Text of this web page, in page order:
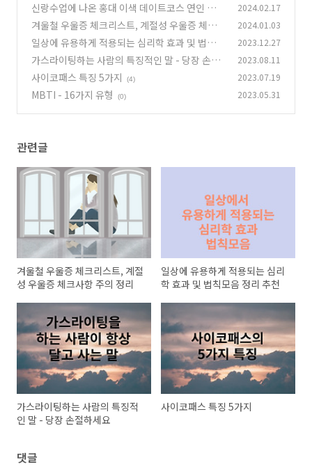
신랑수업에 나온 홍대 이색 데이트코스 연인 심리
체험 전시관 이용안내
(47)
2024.02.17
겨울철 우울증 체크리스트, 계절성 우울증 체크
사항 주의 정리
(28)
2024.01.03
일상에 유용하게 적용되는 심리학 효과 및 법칙모
음 정리 추천
(4)
2023.12.27
가스라이팅하는 사람의 특징적인 말 - 당장 손절
하세요
(0)
2023.08.11
사이코패스 특징 5가지 (4) 2023.07.19
MBTI - 16가지 유형 (0) 2023.05.31
관련글
겨울철 우울증 체크리스트, 계절
성 우울증 체크사항 주의 정리
일상에 유용하게 적용되는 심리
학 효과 및 법칙모음 정리 추천
가스라이팅하는 사람의 특징적
인 말 - 당장 손절하세요
사이코패스 특징 5가지
댓글